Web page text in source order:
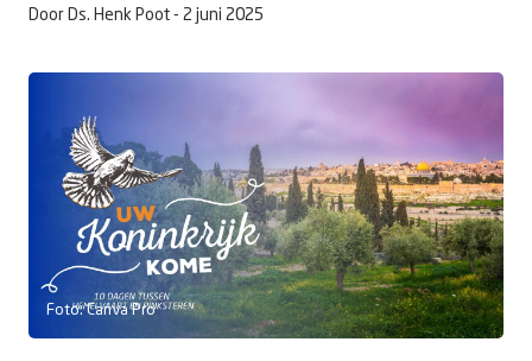
Doneer
Door Ds. Henk Poot - 2 juni 2025
Foto: Canva Pro